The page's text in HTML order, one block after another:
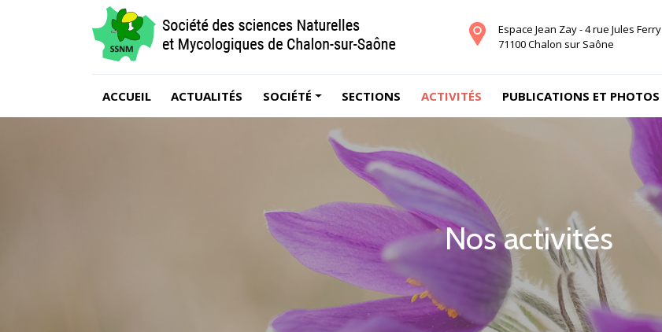
Espace Jean Zay - 4 rue Jules Ferry
71100 Chalon sur Saône
ACCUEIL ACTUALITÉS SOCIÉTÉ SECTIONS ACTIVITÉS PUBLICATIONS ET PHOTOS
Nos activités